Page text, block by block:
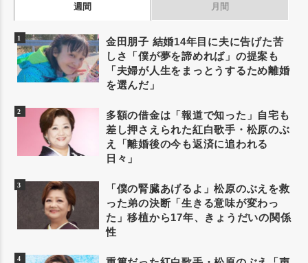
週間 月間
金田朋子 結婚14年目に夫に告げた苦
しさ「僕が夢を諦めれば」の提案も
「夫婦が人生をまっとうするため離婚
を選んだ」
多額の借金は「報道で知った」自宅も
差し押さえられた紅白歌手・松原のぶ
え「離婚後の今も返済に追われる
日々」
「僕の腎臓あげるよ」松原のぶえを救
った弟の決断「生きる意味が変わっ
た」移植から17年、きょうだいの関係
性